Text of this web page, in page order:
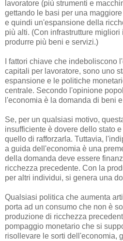
lavoratore (più strumenti e
gettando le basi per una
e quindi un'espansione della
più alti. (Con infrastrutture
produrre più beni e servizi.)
I fattori chiave che indeboliscono
capitali per lavoratore, sono uno
espansione e le politiche
centrale. Secondo l'opinione
l'economia è la domanda di beni
Se, per un qualsiasi motivo,
insufficiente è dovere dello stato
quello di rafforzarla. Tuttavia,
a guida dell'economia è una
della domanda deve essere
ricchezza precedente. Con la
per altri individui, si genera una
Qualsiasi politica che aumenta
porta ad un consumo che non è
produzione di ricchezza
pompaggio monetario che si
risollevare le sorti dell'economia,